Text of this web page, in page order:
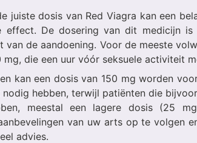
juiste dosis van Red Viagra kan een
effect. De dosering van dit medicijn
van de aandoening. Voor de meeste
mg, die een uur vóór seksuele activiteit
kan een dosis van 150 mg worden
hebben, terwijl patiënten die
meestal een lagere dosis (25
van uw arts op te volgen
advies.